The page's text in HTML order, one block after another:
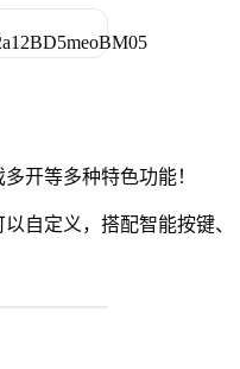
开等多种特色功能！
自定义，搭配智能按键、